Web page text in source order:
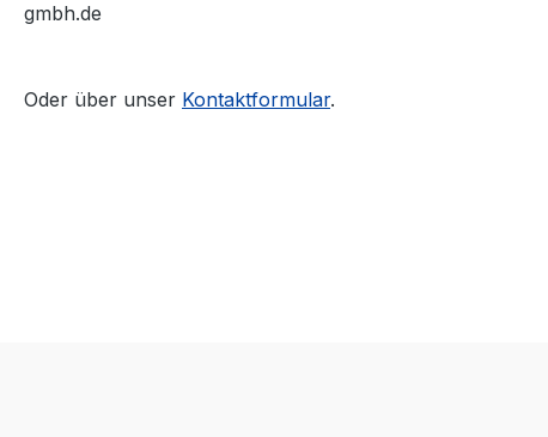
gmbh.de
Oder über unser Kontaktformular.